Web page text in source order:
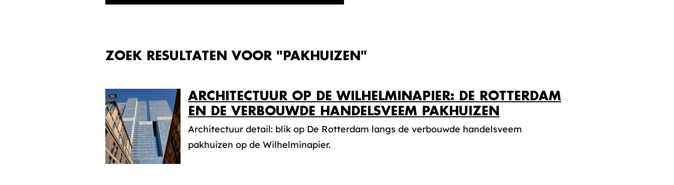
ZOEK RESULTATEN VOOR "PAKHUIZEN"
ARCHITECTUUR OP DE WILHELMINAPIER: DE ROTTERDAM
EN DE VERBOUWDE HANDELSVEEM PAKHUIZEN
Architectuur detail: blik op De Rotterdam langs de verbouwde handelsveem
pakhuizen op de Wilhelminapier.